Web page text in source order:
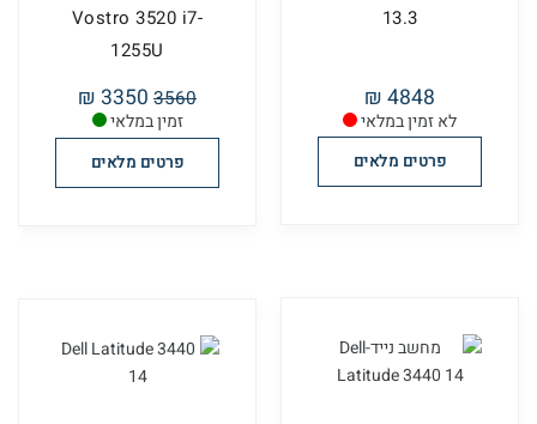
לא זמין במלאי
13.3
4848 ₪
פרטים מלאים
זמין במלאי
Vostro 3520 i7-
1255U
3560
פרטים מלאים